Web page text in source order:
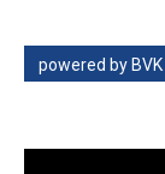
powered by BVK